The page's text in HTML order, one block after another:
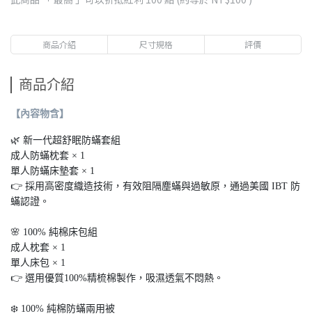
商品介紹 尺寸規格 評價
商品介紹
【內容物含】
🌿 新一代超舒眠防蟎套組
成人防蟎枕套 × 1
單人防蟎床墊套 × 1
👉 採用高密度織造技術，有效阻隔塵蟎與過敏原，通過美國 IBT 防
蟎認證。
🌸 100% 純棉床包組
成人枕套 × 1
單人床包 × 1
👉 選用優質100%精梳棉製作，吸濕透氣不悶熱。
❄️ 100% 純棉防蟎兩用被